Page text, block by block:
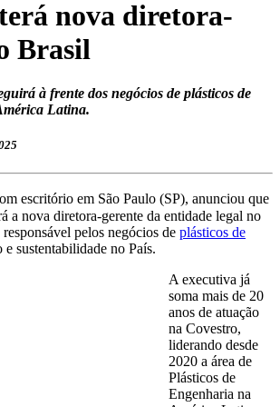
nova diretora-
Brasil
à frente dos negócios de plásticos de
Latina.
escritório em São Paulo (SP), anunciou que
a nova diretora-gerente da entidade legal no
pelos negócios de plásticos de
e sustentabilidade no País.
A executiva já
soma mais de 20
anos de atuação
na Covestro,
liderando desde
2020 a área de
Plásticos de
Engenharia na